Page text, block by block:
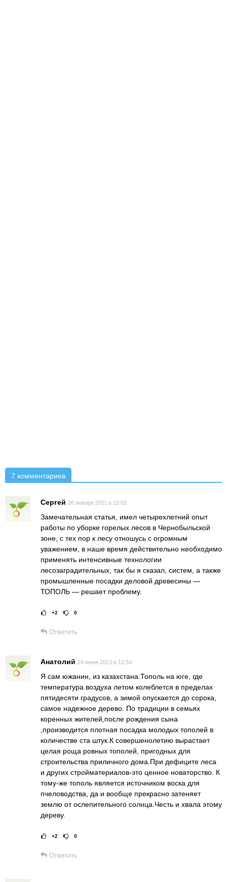
7 комментариев
Сергей 26 января 2011 в 12:02
Замечательная статья, имел четырехлетний опыт
работы по уборке горелых лесов в Чернобыльской
зоне, с тех пор к лесу отношусь с огромным
уважением, в наше время действительно необходимо
применять интенсивные технологии
лесозаградительных, так бы я сказал, систем, а также
промышленные посадки деловой древесины —
ТОПОЛЬ — решает проблему.
Рейтинг статьи:
+2 0
Ответить
Анатолий 24 июня 2013 в 12:54
Я сам южанин, из казахстана.Тополь на юге, где
температура воздуха летом колеблется в пределах
пятидесяти градусов, а зимой опускается до сорока,
самое надежное дерево. По традиции в семьях
коренных жителей,после рождения сына
,производится плотная посадка молодых тополей в
количестве ста штук.К совершенолетию вырастает
целая роща ровных тополей, пригодных для
строительства приличного дома.При дефиците леса
и других стройматериалов-это ценное новаторство. К
тому-же тополь является источником воска для
пчеловодства, да и вообще прекрасно затеняет
землю от ослепительного солнца.Честь и хвала этому
дереву.
Рейтинг статьи:
+2 0
Ответить